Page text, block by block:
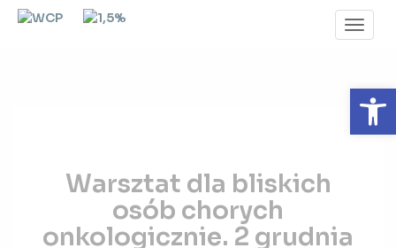
dla
bliskich
osób
chorych
Warsztat dla bliskich
osób chorych
onkologicznie. 2 grudnia